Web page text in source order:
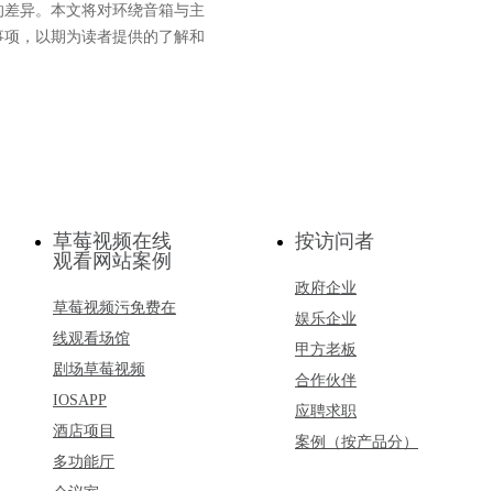
异。本文将对环绕音箱与主
，以期为读者提供的了解和
草莓视频在线
观看网站案例
草莓视频污免费在
线观看场馆
剧场草莓视频
IOSAPP
酒店项目
多功能厅
按访问者
政府企业
娱乐企业
甲方老板
合作伙伴
应聘求职
案例（按产品分）